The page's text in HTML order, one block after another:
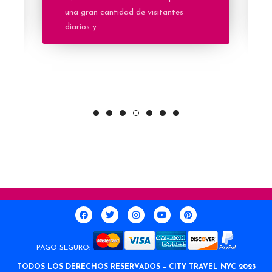
una gran cantidad de visitantes
diarios y...
PAGO SEGURO:
TODOS LOS DERECHOS RESERVADOS – CITY TRAVEL NYC 2023